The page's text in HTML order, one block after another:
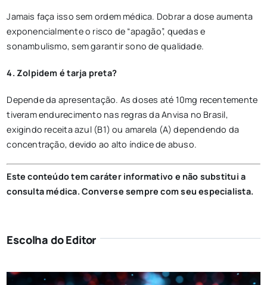
Jamais faça isso sem ordem médica. Dobrar a dose aumenta
exponencialmente o risco de “apagão”, quedas e
sonambulismo, sem garantir sono de qualidade.
4. Zolpidem é tarja preta?
Depende da apresentação. As doses até 10mg recentemente
tiveram endurecimento nas regras da Anvisa no Brasil,
exigindo receita azul (B1) ou amarela (A) dependendo da
concentração, devido ao alto índice de abuso.
Este conteúdo tem caráter informativo e não substitui a
consulta médica. Converse sempre com seu especialista.
Escolha do Editor